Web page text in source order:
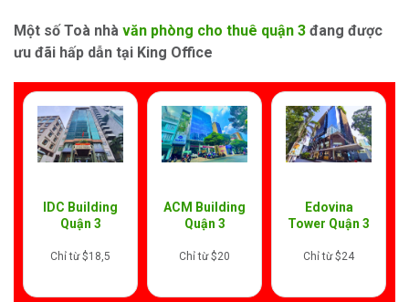
Một số Toà nhà văn phòng cho thuê quận 3 đang được
ưu đãi hấp dẫn tại King Office
IDC Building
Quận 3
Chỉ từ $18,5
ACM Building
Quận 3
Chỉ từ $20
Edovina
Tower Quận 3
Chỉ từ $24